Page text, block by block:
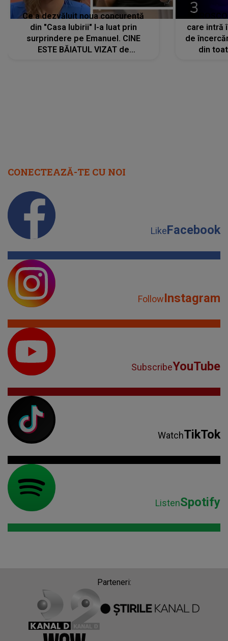
Ce a dezvăluit noua concurentă
din "Casa Iubirii" l-a luat prin
surprindere pe Emanuel. CINE
ESTE BĂIATUL VIZAT de
care intră
de
din
CONECTEAZĂ-TE CU NOI
LikeFacebook
FollowInstagram
SubscribeYouTube
WatchTikTok
ListenSpotify
Parteneri: